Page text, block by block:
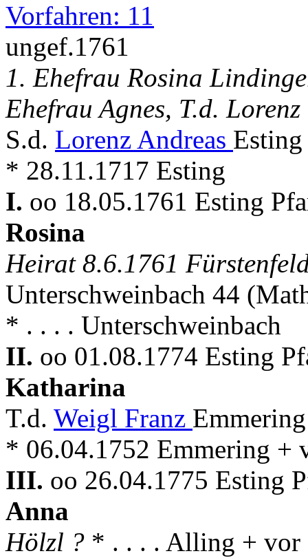
Vorfahren: 11
ungef.1761
1. Ehefrau Rosina
Ehefrau Agnes, T.d.
S.d. Lorenz Andreas
* 28.11.1717 Esting
I. oo 18.05.1761 Esting
Rosina
Heirat 8.6.1761
Unterschweinbach 44
* . . . . Unterschweinbach
II. oo 01.08.1774 Esting
Katharina
T.d. Weigl Franz
* 06.04.1752 Emmering +
III. oo 26.04.1775 Esting
Anna
Hölzl ? * . . . . Alling + vor